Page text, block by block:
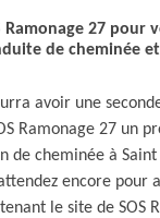
Ramonage 27 pour
de cheminée
avoir une
Ramonage 27 un
de cheminée à
encore
le site de SOS